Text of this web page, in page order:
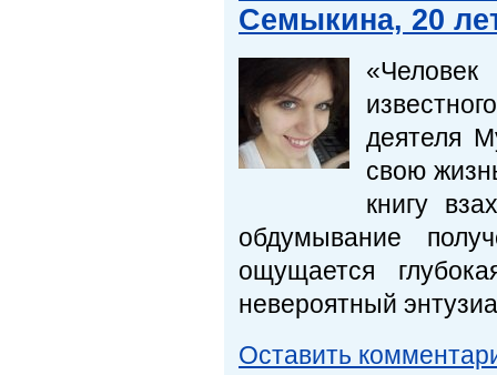
Семыкина, 20
деятеля
свою
книгу
обдумывание
ощущается
невероятный
Оставить